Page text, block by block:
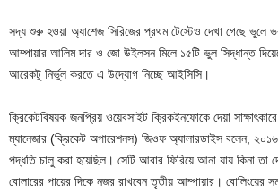
সদ্য শুরু হওয়া অ্যাশেজ সিরিজের প্রথম টেস্টেও দেখা গেছে ভুলে
আম্পায়ার আলিম দার ও জো উইলসন মিলে ১৫টি ভুল সিদ্ধান্ত
আরেকটু নির্ভুল করতে এ উদ্যোগ নিচ্ছে আইসিসি।
ক্রিকেটবিষয়ক জনপ্রিয় ওয়েবসাইট ক্রিকইনফোকে দেয়া
ম্যানেজার (ক্রিকেট অপারেশনস) জিওফ অ্যালারডাইস বলেন,
পদ্ধতি চালু করা হয়েছিল। সেটি আবার ফিরিয়ে আনা যায় কিনা তা
বোলারের পায়ের দিকে নজর রাখবেন তৃতীয় আম্পায়ার। বোলিংয়ের